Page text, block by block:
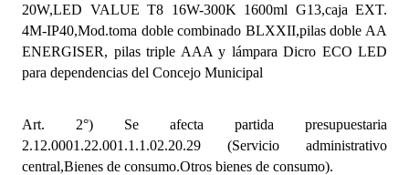
Banca del Vecino - Registro
Huéspedes de Honor - Registro
Antiguos Pobladores - Registro
Reconocimientos - Registro
Bariloche, Municipio intercultural
20W,LED VALUE T8 16W-300K 1600ml G13,caja EXT.
4M-IP40,Mod.toma doble combinado BLXXII,pilas doble AA
ENERGISER, pilas triple AAA y lámpara Dicro ECO LED
para dependencias del Concejo Municipal
Art. 2°) Se afecta partida presupuestaria
2.12.0001.22.001.1.1.02.20.29 (Servicio administrativo
central,Bienes de consumo.Otros bienes de consumo).